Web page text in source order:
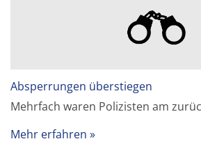
Absperrungen überstiegen
Mehrfach waren Polizisten am
Mehr erfahren